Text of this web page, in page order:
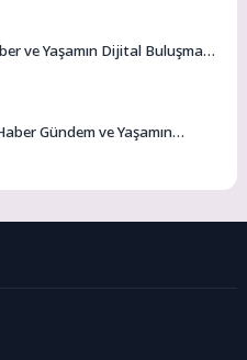
ve Yaşamın Dijital Buluşma
Gündem ve Yaşamın